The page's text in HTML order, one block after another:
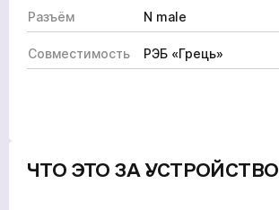
Разъём N male
Совместимость РЭБ «Грець»
ЧТО ЭТО ЗА УСТРОЙСТВО